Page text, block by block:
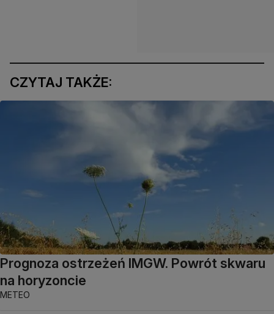
CZYTAJ TAKŻE:
Prognoza ostrzeżeń IMGW. Powrót skwaru
na horyzoncie
METEO